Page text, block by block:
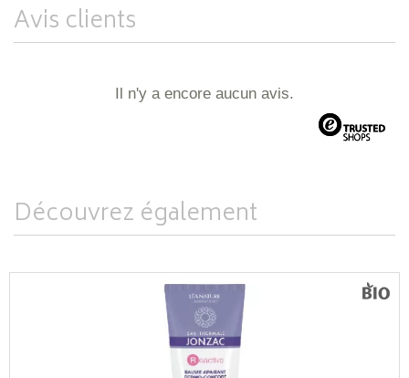
Avis clients
Il n'y a encore aucun avis.
Découvrez également